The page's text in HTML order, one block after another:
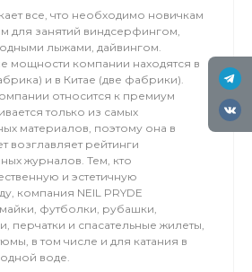
все, что необходимо новичкам
для занятий виндсерфингом,
лыжами, дайвингом.
мощности компании находятся в
и в Китае (две фабрики).
относится к премиум
только из самых
материалов, поэтому она в
возглавляет рейтинги
журналов. Тем, кто
и эстетичную
компания NEIL PRYDE
футболки, рубашки,
перчатки и спасательные жилеты,
в том числе и для катания в
воде.